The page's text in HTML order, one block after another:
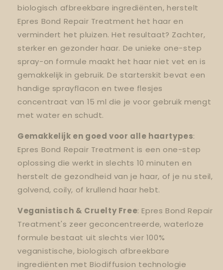
biologisch afbreekbare ingrediënten, herstelt
Epres Bond Repair Treatment het haar en
vermindert het pluizen. Het resultaat? Zachter,
sterker en gezonder haar. De unieke one-step
spray-on formule maakt het haar niet vet en is
gemakkelijk in gebruik. De starterskit bevat een
handige sprayflacon en twee flesjes
concentraat van 15 ml die je voor gebruik mengt
met water en schudt.
Gemakkelijk en goed voor alle haartypes:
Epres Bond Repair Treatment is een one-step
oplossing die werkt in slechts 10 minuten en
herstelt de gezondheid van je haar, of je nu steil,
golvend, coily, of krullend haar hebt.
Veganistisch & Cruelty Free: Epres Bond Repair
Treatment's zeer geconcentreerde, waterloze
formule bestaat uit slechts vier 100%
veganistische, biologisch afbreekbare
ingrediënten met Biodiffusion technologie